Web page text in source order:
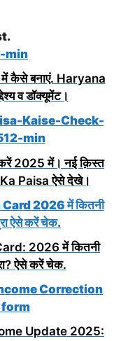
में कैसे बनाएं. Haryana
व डॉक्यूमेंट।
2025 में। नई क़िस्त
Paisa ऐसे देखे।
2026 में कितनी
ऐसे करें चेक.
Update 2025: